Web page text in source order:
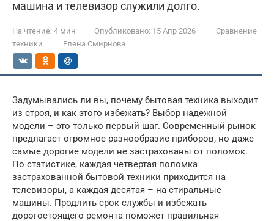
машина и телевизор служили долго.
На чтение: 4 мин Опубликовано: 15 Апр 2026
Сравнение
техники
Елена Смирнова
Задумывались ли вы, почему бытовая техника выходит
из строя, и как этого избежать? Выбор надежной
модели – это только первый шаг. Современный рынок
предлагает огромное разнообразие приборов, но даже
самые дорогие модели не застрахованы от поломок.
По статистике, каждая четвертая поломка
застрахованной бытовой техники приходится на
телевизоры, а каждая десятая – на стиральные
машины. Продлить срок службы и избежать
дорогостоящего ремонта поможет правильная